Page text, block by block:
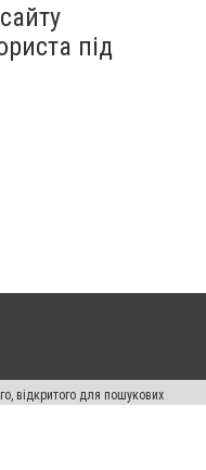
під
відкритого для пошукових